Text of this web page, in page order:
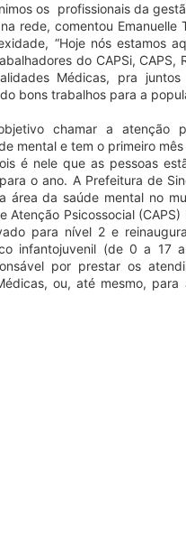
os profissionais da
rede, comentou Emanuelle
“Hoje nós estamos
do CAPSi, CAPS,
Médicas, pra juntos
bons trabalhos para a
chamar a atenção
mental e tem o primeiro
é nele que as pessoas
o ano. A Prefeitura de
área da saúde mental no
Atenção Psicossocial (CAPS)
para nível 2 e
infantojuvenil (de 0 a 17
por prestar os
ou, até mesmo, para